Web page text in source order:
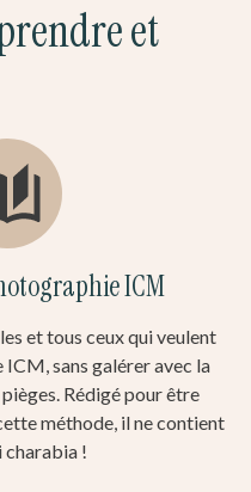
et
ICM
et tous ceux qui veulent
sans galérer avec la
Rédigé pour être
méthode, il ne contient
charabia !